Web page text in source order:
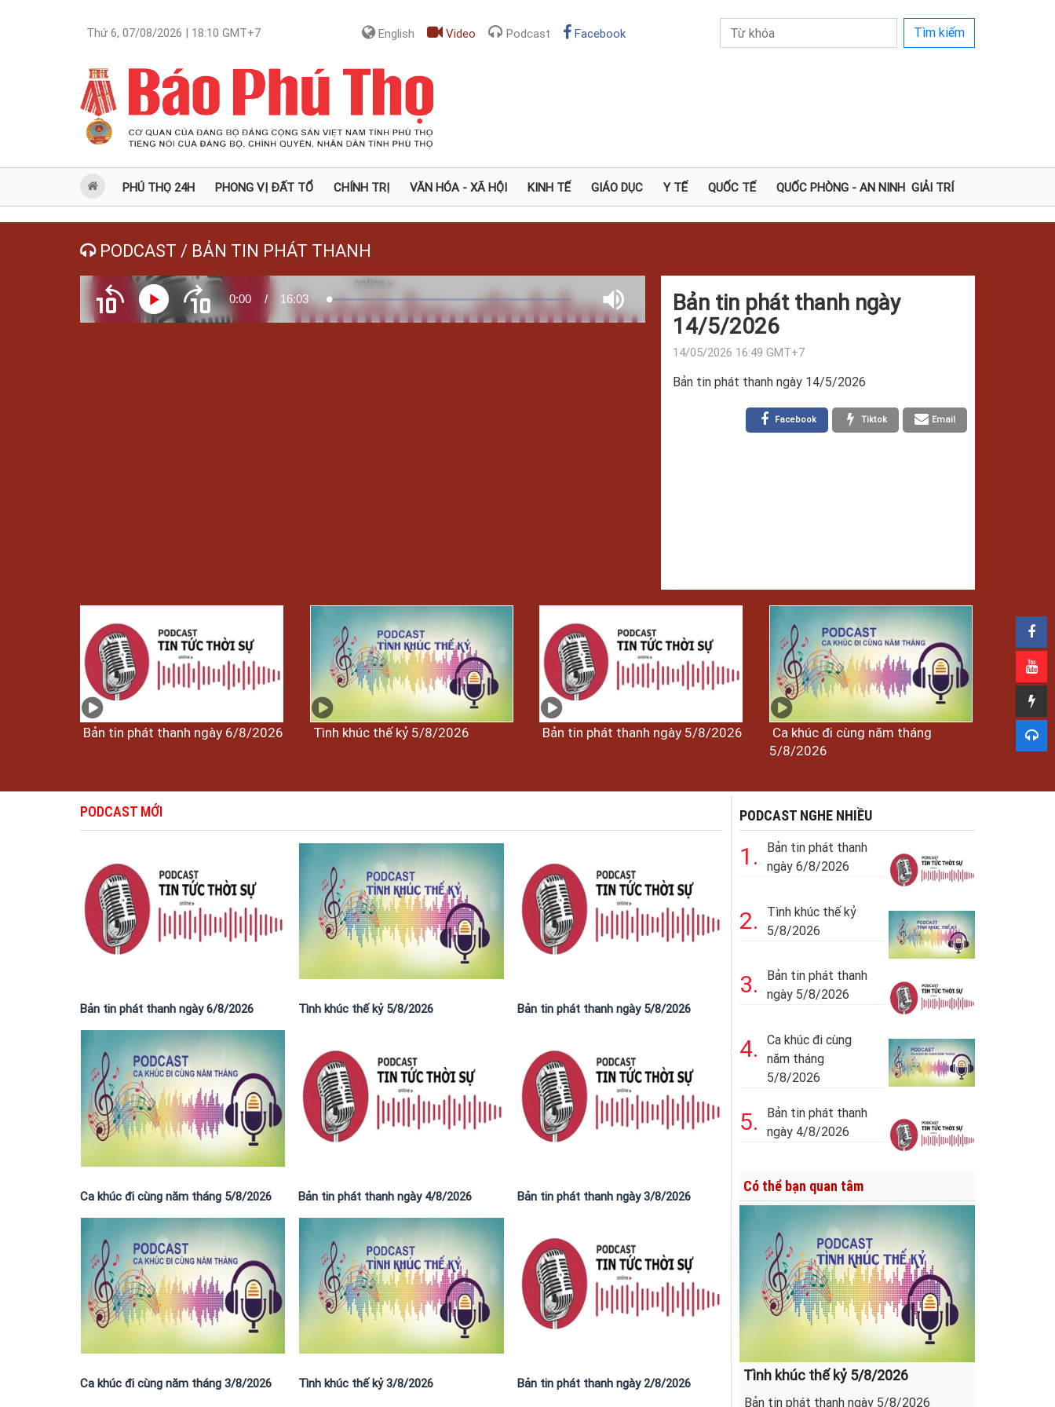
Thứ 6, 07/08/2026 | 18:10 GMT+7 English Video Podcast Facebook Tìm kiếm
PHÚ THỌ 24H PHONG VỊ ĐẤT TỔ CHÍNH TRỊ VĂN HÓA - XÃ HỘI KINH TẾ GIÁO DỤC Y TẾ QUỐC TẾ QUỐC PHÒNG - AN NINH GIẢI TRÍ
PODCAST / BẢN TIN PHÁT THANH
Tua
ngược
Play
Tua
xuôi
10
Current
0:00 / Duration
16:03 Loaded:
Mute
Bản tin phát thanh ngày
14/5/2026
14/05/2026 16:49 GMT+7
Bản tin phát thanh ngày 14/5/2026
Email
Tiktok
Facebook
Bản tin phát thanh ngày 6/8/2026 Tình khúc thế kỷ 5/8/2026 Bản tin phát thanh ngày 5/8/2026
Ca khúc đi cùng năm tháng
5/8/2026
PODCAST MỚI
Bản tin phát thanh ngày 6/8/2026 Tình khúc thế kỷ 5/8/2026 Bản tin phát thanh ngày 5/8/2026
Ca khúc đi cùng năm tháng 5/8/2026 Bản tin phát thanh ngày 4/8/2026 Bản tin phát thanh ngày 3/8/2026
Ca khúc đi cùng năm tháng 3/8/2026 Tình khúc thế kỷ 3/8/2026 Bản tin phát thanh ngày 2/8/2026
PODCAST NGHE NHIỀU
1.
Bản tin phát thanh
ngày 6/8/2026
2.
Tình khúc thế kỷ
5/8/2026
3.
Bản tin phát thanh
ngày 5/8/2026
4.
Ca khúc đi cùng
năm tháng
5/8/2026
5.
Bản tin phát thanh
ngày 4/8/2026
Có thể bạn quan tâm
Tình khúc thế kỷ 5/8/2026
Bản tin phát thanh ngày 5/8/2026